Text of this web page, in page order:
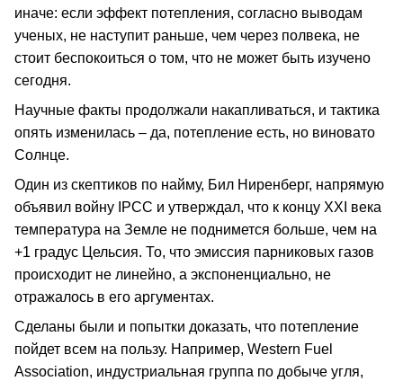
иначе: если эффект потепления, согласно выводам
ученых, не наступит раньше, чем через полвека, не
стоит беспокоиться о том, что не может быть изучено
сегодня.
Научные факты продолжали накапливаться, и тактика
опять изменилась – да, потепление есть, но виновато
Солнце.
Один из скептиков по найму, Бил Ниренберг, напрямую
объявил войну IPCC и утверждал, что к концу ХХI века
температура на Земле не поднимется больше, чем на
+1 градус Цельсия. То, что эмиссия парниковых газов
происходит не линейно, а экспоненциально, не
отражалось в его аргументах.
Сделаны были и попытки доказать, что потепление
пойдет всем на пользу. Например, Western Fuel
Association, индустриальная группа по добыче угля,